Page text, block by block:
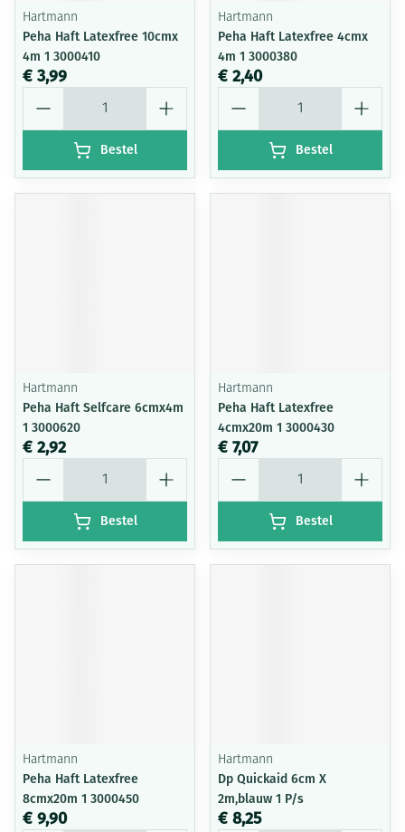
Hartmann
Peha Haft Latexfree 10cmx
4m 1 3000410
€ 3,99
Bestel
Hartmann
Peha Haft Latexfree 4cmx
4m 1 3000380
€ 2,40
Bestel
Hartmann
Peha Haft Selfcare 6cmx4m
1 3000620
€ 2,92
Bestel
Hartmann
Peha Haft Latexfree
4cmx20m 1 3000430
€ 7,07
Bestel
Hartmann
Peha Haft Latexfree
8cmx20m 1 3000450
€ 9,90
Hartmann
Dp Quickaid 6cm X
2m,blauw 1 P/s
€ 8,25